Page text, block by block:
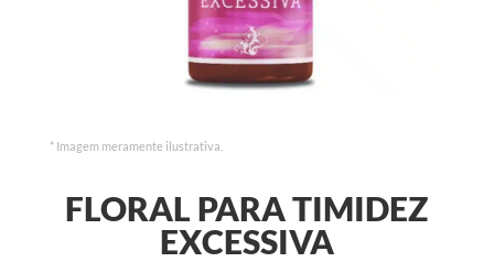
* Imagem meramente ilustrativa.
FLORAL PARA TIMIDEZ
EXCESSIVA